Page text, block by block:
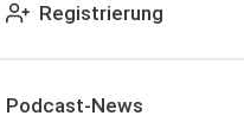
Registrierung
Podcast-News